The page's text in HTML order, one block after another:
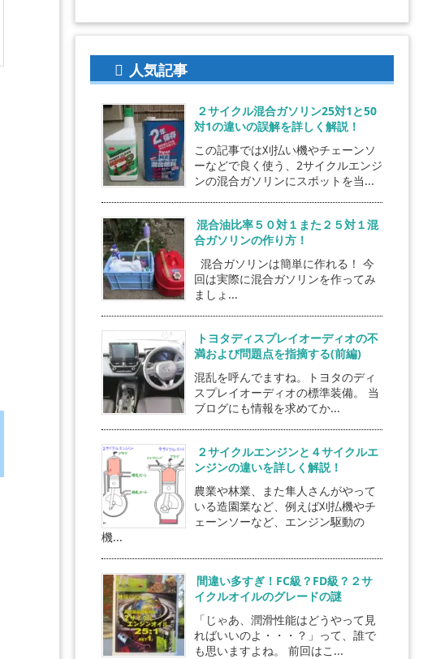
人気記事
２サイクル混合ガソリン25対1と50
対1の違いの誤解を詳しく解説！
この記事では刈払い機やチェーンソ
ーなどで良く使う、2サイクルエンジ
ンの混合ガソリンにスポットを当...
混合油比率５０対１また２５対１混
合ガソリンの作り方！
混合ガソリンは簡単に作れる！ 今
回は実際に混合ガソリンを作ってみ
ましょ...
トヨタディスプレイオーディオの不
満および問題点を指摘する(前編)
混乱を呼んでますね。トヨタのディ
スプレイオーディオの標準装備。 当
ブログにも情報を求めてか...
２サイクルエンジンと４サイクルエ
ンジンの違いを詳しく解説！
農業や林業、また隼人さんがやって
いる造園業など、例えば刈払機やチ
ェーンソーなど、エンジン駆動の
機...
間違い多すぎ！FC級？FD級？２サ
イクルオイルのグレードの謎
「じゃあ、潤滑性能はどうやって見
ればいいのよ・・・？」って、誰で
も思いますよね。 前回はこ...